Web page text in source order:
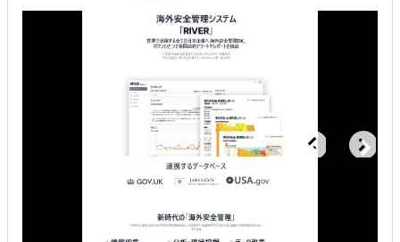
訪日外国人向けマーケティング
有効なプロモーション方法を探している
自社商材に最適な販売方法を知りたい
自社商材の現地でのニーズを知りたい